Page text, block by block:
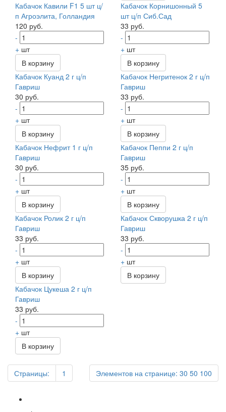
Кабачок Кавили F1 5 шт ц/
п Агроэлита, Голландия
120 руб.
-
+ шт
В корзину
Кабачок Корнишонный 5
шт ц/п Сиб.Сад
33 руб.
-
+ шт
В корзину
Кабачок Куанд 2 г ц/п
Гавриш
30 руб.
-
+ шт
В корзину
Кабачок Негритенок 2 г ц/п
Гавриш
33 руб.
-
+ шт
В корзину
Кабачок Нефрит 1 г ц/п
Гавриш
30 руб.
-
+ шт
В корзину
Кабачок Пеппи 2 г ц/п
Гавриш
35 руб.
-
+ шт
В корзину
Кабачок Ролик 2 г ц/п
Гавриш
33 руб.
-
+ шт
В корзину
Кабачок Скворушка 2 г ц/п
Гавриш
33 руб.
-
+ шт
В корзину
Кабачок Цукеша 2 г ц/п
Гавриш
33 руб.
-
+ шт
В корзину
Элементов на странице: 30 50 100
Страницы: 1